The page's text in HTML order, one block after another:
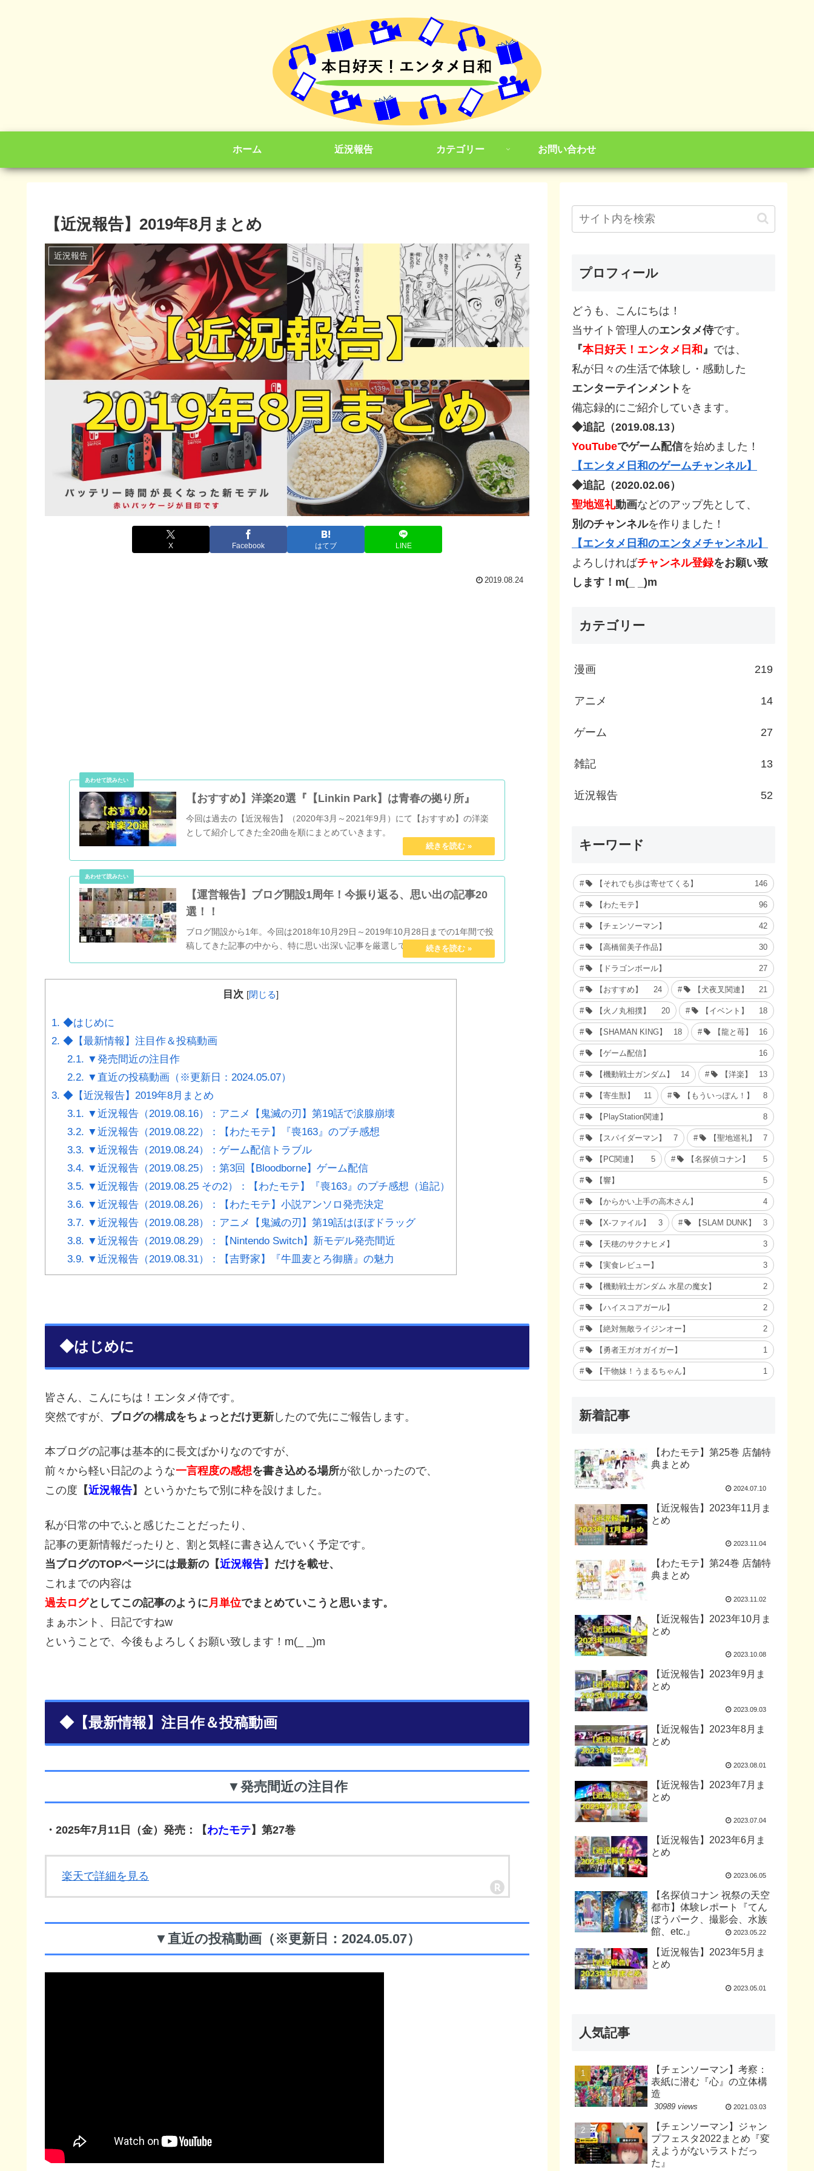
ホーム 近況報告 カテゴリー お問い合わせ
【近況報告】2019年8月まとめ
近況報告
X Facebook はてブ LINE
2019.08.24
【おすすめ】洋楽20選『【Linkin Park】は青春の拠り所』
今回は過去の【近況報告】（2020年3月～2021年9月）にて【おすすめ】の洋楽
として紹介してきた全20曲を順にまとめていきます。
【運営報告】ブログ開設1周年！今振り返る、思い出の記事20
選！！
ブログ開設から1年。今回は2018年10月29日～2019年10月28日までの1年間で投
稿してきた記事の中から、特に思い出深い記事を厳選して振り返っていきます！
目次 [閉じる]
1. ◆はじめに
2. ◆【最新情報】注目作＆投稿動画
2.1. ▼発売間近の注目作
2.2. ▼直近の投稿動画（※更新日：2024.05.07）
3. ◆【近況報告】2019年8月まとめ
3.1. ▼近況報告（2019.08.16）：アニメ【鬼滅の刃】第19話で涙腺崩壊
3.2. ▼近況報告（2019.08.22）：【わたモテ】『喪163』のプチ感想
3.3. ▼近況報告（2019.08.24）：ゲーム配信トラブル
3.4. ▼近況報告（2019.08.25）：第3回【Bloodborne】ゲーム配信
3.5. ▼近況報告（2019.08.25 その2）：【わたモテ】『喪163』のプチ感想（追記）
3.6. ▼近況報告（2019.08.26）：【わたモテ】小説アンソロ発売決定
3.7. ▼近況報告（2019.08.28）：アニメ【鬼滅の刃】第19話はほぼドラッグ
3.8. ▼近況報告（2019.08.29）：【Nintendo Switch】新モデル発売間近
3.9. ▼近況報告（2019.08.31）：【吉野家】『牛皿麦とろ御膳』の魅力
◆はじめに
皆さん、こんにちは！エンタメ侍です。
突然ですが、 ブログの構成をちょっとだけ更新 したので先にご報告します。
本ブログの記事は基本的に長文ばかりなのですが、
前々から軽い日記のような一言程度の感想を書き込める場所が欲しかったので、
この度 【近況報告】 というかたちで別に枠を設けました。
私が日常の中でふと感じたことだったり、
記事の更新情報だったりと、割と気軽に書き込んでいく予定です。
当ブログのTOPページには最新の【近況報告】だけを載せ、
これまでの内容は
過去ログとしてこの記事のように 月単位でまとめていこうと思います。
まぁホント、日記ですねw
ということで、今後もよろしくお願い致します！m(_ _)m
◆【最新情報】注目作＆投稿動画
▼発売間近の注目作
・2025年7月11日（金）発売： 【わたモテ】第27巻
楽天で詳細を見る
▼直近の投稿動画（※更新日：2024.05.07）
プロフィール
どうも、こんにちは！
当サイト管理人のエンタメ侍です。
『本日好天！エンタメ日和 』 では、
私が日々の生活で体験し・感動した
エンターテインメント を
備忘録的にご紹介していきます。
◆追記（2019.08.13）
YouTubeでゲーム配信を始めました！
【エンタメ日和のゲームチャンネル】
◆追記（2020.02.06）
聖地巡礼動画などのアップ先として、
別のチャンネルを作りました！
【エンタメ日和のエンタメチャンネル】
よろしければチャンネル登録をお願い致
します！m(_ _)m
カテゴリー
漫画 219
アニメ 14
ゲーム 27
雑記 13
近況報告 52
キーワード
【それでも歩は寄せてくる】 146
【わたモテ】 96
【チェンソーマン】 42
【高橋留美子作品】 30
【ドラゴンボール】 27
【おすすめ】 24 【犬夜叉関連】 21
【火ノ丸相撲】 20 【イベント】 18
【SHAMAN KING】 18 【龍と苺】 16
【ゲーム配信】 16
【機動戦士ガンダム】 14 【洋楽】 13
【寄生獣】 11 【もういっぽん！】 8
【PlayStation関連】 8
【スパイダーマン】 7 【聖地巡礼】 7
【PC関連】 5 【名探偵コナン】 5
【響】 5
【からかい上手の高木さん】 4
【X-ファイル】 3 【SLAM DUNK】 3
【天穂のサクナヒメ】 3
【実食レビュー】 3
【機動戦士ガンダム 水星の魔女】 2
【ハイスコアガール】 2
【絶対無敵ライジンオー】 2
【勇者王ガオガイガー】 1
【干物妹！うまるちゃん】 1
新着記事
【わたモテ】第25巻 店舗特
典まとめ
2024.07.10
【近況報告】2023年11月ま
とめ
2023.11.04
【わたモテ】第24巻 店舗特
典まとめ
2023.11.02
【近況報告】2023年10月ま
とめ
2023.10.08
【近況報告】2023年9月ま
とめ
2023.09.03
【近況報告】2023年8月ま
とめ
2023.08.01
【近況報告】2023年7月ま
とめ
2023.07.04
【近況報告】2023年6月ま
とめ
2023.06.05
【名探偵コナン 祝祭の天空
都市】体験レポート『てん
ぼうパーク、撮影会、水族
館、etc.』
2023.05.22
【近況報告】2023年5月ま
とめ
2023.05.01
人気記事
【チェンソーマン】考察：
表紙に潜む『心』の立体構
造
30989 views 2021.03.03
【チェンソーマン】ジャン
プフェスタ2022まとめ『変
えようがないラストだっ
た』